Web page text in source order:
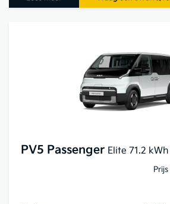
PV5 Passenger Elite 71.2 kWh